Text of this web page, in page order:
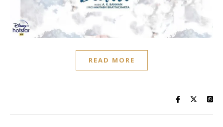
READ MORE